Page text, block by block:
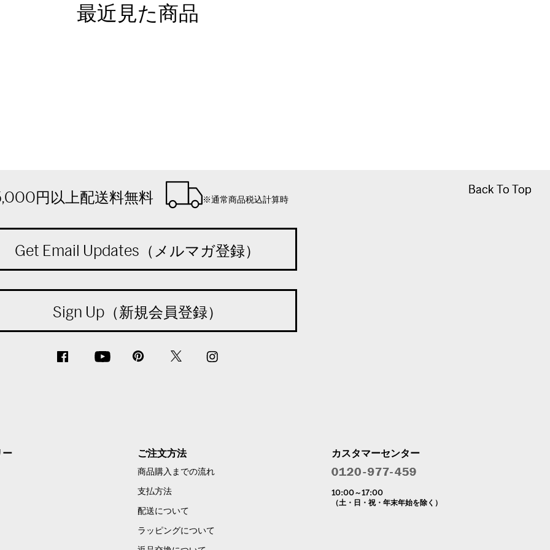
最近見た商品
Back To Top
Back To Top
円以上配送料無料 ※通常商品税込計算時
Get Email Updates（メルマガ登録）
Sign Up（新規会員登録）
ー ご注文方法
商品購入までの流れ
支払方法
配送について
ラッピングについて
カスタマーセンター
10:00～17:00
（土・日・祝・年末年始を除く）